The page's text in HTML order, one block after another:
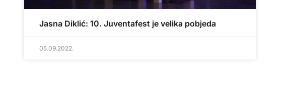
Jasna Diklić: 10. Juventafest je velika pobjeda
05.09.2022.